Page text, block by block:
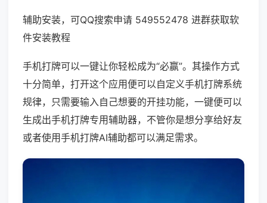
辅助安装，可QQ搜索申请 549552478 进群获取软
件安装教程
手机打牌可以一键让你轻松成为“必赢”。其操作方式
十分简单，打开这个应用便可以自定义手机打牌系统
规律，只需要输入自己想要的开挂功能，一键便可以
生成出手机打牌专用辅助器，不管你是想分享给好友
或者使用手机打牌AI辅助都可以满足需求。